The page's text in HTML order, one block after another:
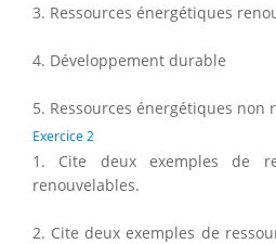
3. Ressources énergétiques
4. Développement durable
5. Ressources énergétiques non
Exercice 2
1. Cite deux exemples de
renouvelables.
2. Cite deux exemples de